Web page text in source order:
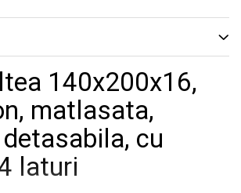
140x200x16,
matlasata,
cu
laturi